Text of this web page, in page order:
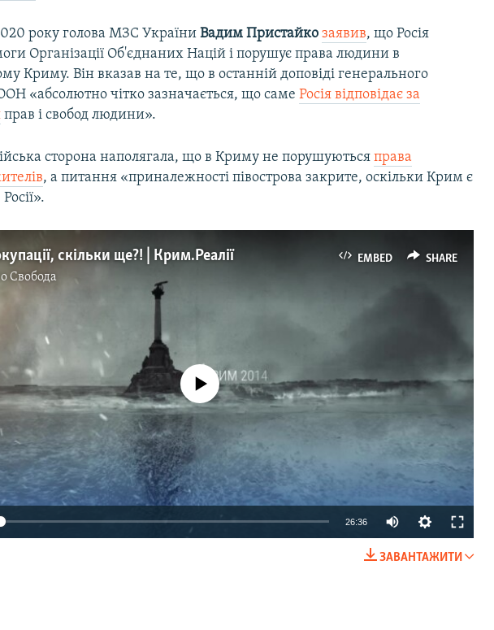
року голова МЗС УкраїниВадим Пристайко заявив, що Росія
Організації Об'єднаних Націй і порушує права людини в
Криму. Він вказав на те, що в останній доповіді генерального
«абсолютно чітко зазначається, що самеРосія відповідає за
прав і свобод людини».
сторона наполягала, що в Криму не порушуютьсяправа
, а питання «приналежності півострова закрите, оскільки Крим є
EMBED SHARE
скільки ще?! | Крим.Реалії
Свобода
No media source currently available
26:36
ЗАВАНТАЖИТИ